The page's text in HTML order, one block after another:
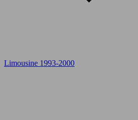
Limousine 1993-2000